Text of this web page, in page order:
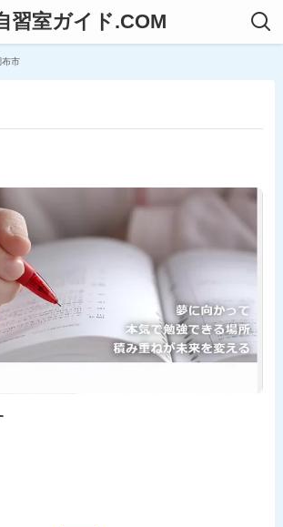
習室ガイド.COM
布市